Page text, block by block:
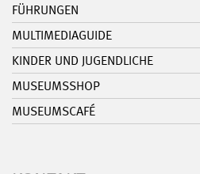
FÜHRUNGEN
MULTIMEDIAGUIDE
KINDER UND JUGENDLICHE
MUSEUMSSHOP
MUSEUMSCAFÉ